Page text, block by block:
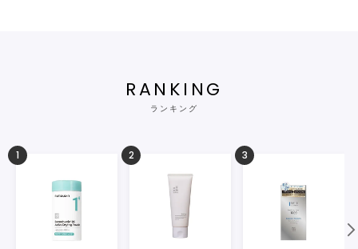
RANKING
ランキング
1 2 3